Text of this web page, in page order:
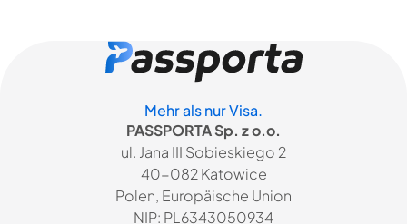
Mehr als nur Visa.
PASSPORTA Sp. z o.o.
ul. Jana III Sobieskiego 2
40-082 Katowice
Polen, Europäische Union
NIP: PL6343050934